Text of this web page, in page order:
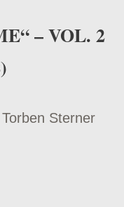
– VOL. 2
Sterner